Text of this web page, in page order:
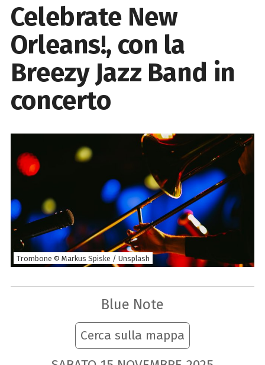
Celebrate New
Orleans!, con la
Breezy Jazz Band in
concerto
Trombone © Markus Spiske / Unsplash
Blue Note
Cerca sulla mappa